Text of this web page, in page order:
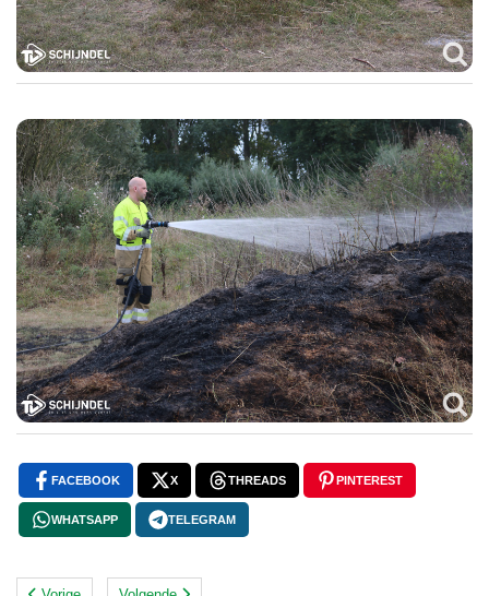
FACEBOOK X THREADS PINTEREST
WHATSAPP TELEGRAM